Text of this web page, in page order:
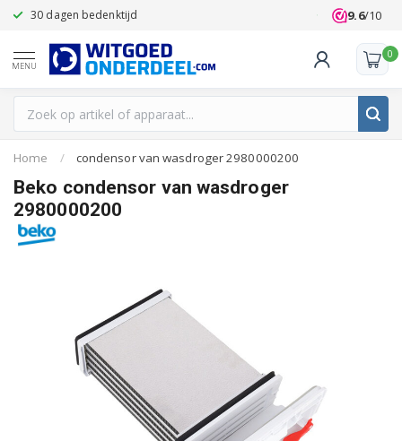
30 dagen bedenktijd Klanten
9.6/10
MENU
0
Home / condensor van wasdroger 2980000200
Beko condensor van wasdroger
2980000200